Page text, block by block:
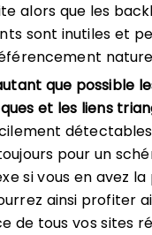
alors que les
sont inutiles et
naturel
que possible
et les liens
pour un
si vous en avez la
ainsi profiter
de tous vos sites